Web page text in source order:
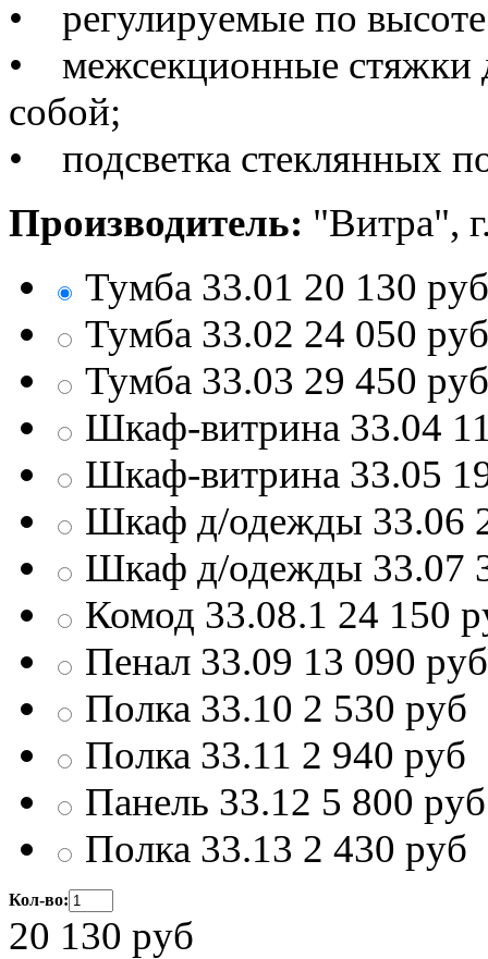
• регулируемые по
• межсекционные стяжки
собой;
• подсветка стеклянных
Производитель: "Витра",
Тумба 33.01 20 130 руб
Тумба 33.02 24 050 руб
Тумба 33.03 29 450 руб
Шкаф-витрина 33.04
Шкаф-витрина 33.05
Шкаф д/одежды 33.06
Шкаф д/одежды 33.07
Комод 33.08.1 24 150
Пенал 33.09 13 090 руб
Полка 33.10 2 530 руб
Полка 33.11 2 940 руб
Панель 33.12 5 800 руб
Полка 33.13 2 430 руб
Кол-во:
20 130 руб